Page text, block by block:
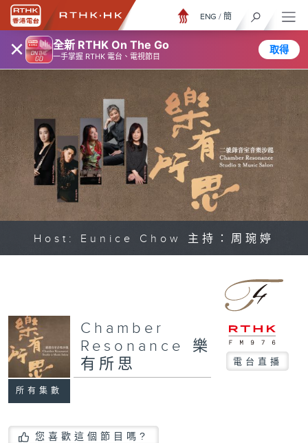
× 全新 RTHK On The Go
一手掌握 RTHK 電台、電視節目
取得
ENG / 簡
Host: Eunice Chow 主持：周琬婷
所有集數
Chamber
Resonance 樂
有所思
電台直播
您喜歡這個節目嗎?